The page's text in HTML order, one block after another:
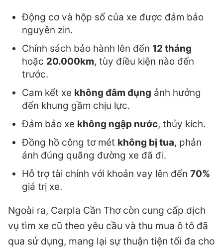
Động cơ và hộp số của xe được đảm bảo
nguyên zin.
Chính sách bảo hành lên đến 12 tháng
hoặc 20.000km, tùy điều kiện nào đến
trước.
Cam kết xe không đâm đụng ảnh hưởng
đến khung gầm chịu lực.
Đảm bảo xe không ngập nước, thủy kích.
Đồng hồ công tơ mét không bị tua, phản
ánh đúng quãng đường xe đã đi.
Hỗ trợ tài chính với khoản vay lên đến70%
giá trị xe.
Ngoài ra, Carpla Cần Thơ còn cung cấp dịch
vụ tìm xe cũ theo yêu cầu và thu mua ô tô đã
qua sử dụng, mang lại sự thuận tiện tối đa cho